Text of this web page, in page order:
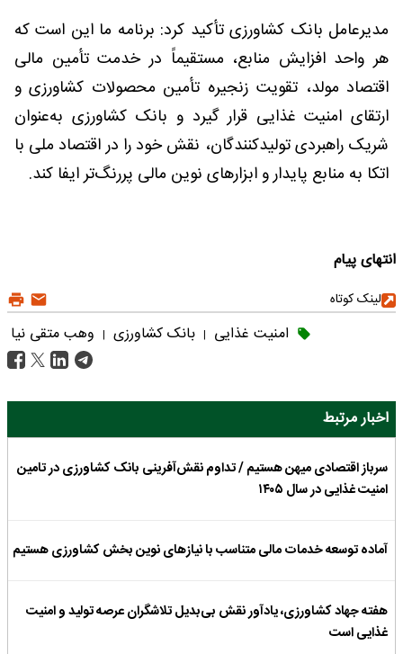
مدیرعامل بانک کشاورزی تأکید کرد: برنامه ما این است که
هر واحد افزایش منابع، مستقیماً در خدمت تأمین مالی
اقتصاد مولد، تقویت زنجیره تأمین محصولات کشاورزی و
ارتقای امنیت غذایی قرار گیرد و بانک کشاورزی به‌عنوان
شریک راهبردی تولیدکنندگان، نقش خود را در اقتصاد ملی با
اتکا به منابع پایدار و ابزارهای نوین مالی پررنگ‌تر ایفا کند.
انتهای پیام
لینک کوتاه
امنیت غذایی | بانک کشاورزی | وهب متقی نیا
اخبار مرتبط
سرباز اقتصادی میهن هستیم / تداوم نقش‌آفرینی بانک کشاورزی در تامین
امنیت غذایی در سال ۱۴۰۵
آماده توسعه خدمات مالی متناسب با نیازهای نوین بخش کشاورزی هستیم
هفته جهاد کشاورزی، یادآور نقش بی‌بدیل تلاشگران عرصه تولید و امنیت
غذایی است